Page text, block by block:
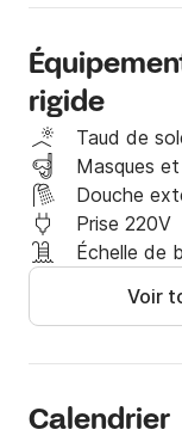
6 adultes.
Au départ de
les iles de la
bleue (Niolon,
national des
Ce sont les
journée, avec au
eau turquoise.
Pour plus de
contacter via la
rigide
Taud de
Masques
Douche
Prise 220V
Échelle de
Voir
Calendrier